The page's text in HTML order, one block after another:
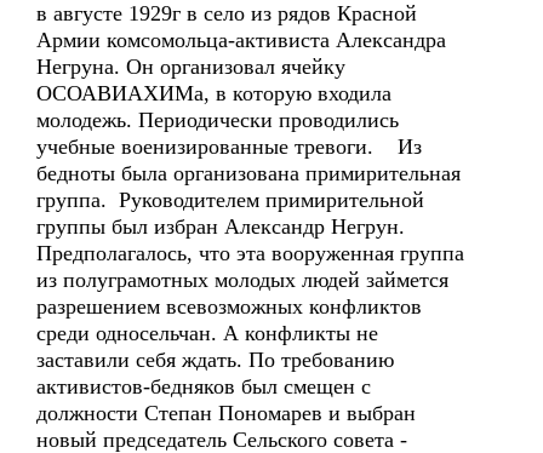
в августе 1929г в село из рядов Красной
Армии комсомольца-активиста Александра
Негруна. Он организовал ячейку
ОСОАВИАХИМа, в которую входила
молодежь. Периодически проводились
учебные военизированные тревоги. Из
бедноты была организована примирительная
группа. Руководителем примирительной
группы был избран Александр Негрун.
Предполагалось, что эта вооруженная группа
из полуграмотных молодых людей займется
разрешением всевозможных конфликтов
среди односельчан. А конфликты не
заставили себя ждать. По требованию
активистов-бедняков был смещен с
должности Степан Пономарев и выбран
новый председатель Сельского совета -